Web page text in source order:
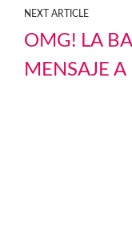
NEXT ARTICLE
OMG! LA
MENSAJE